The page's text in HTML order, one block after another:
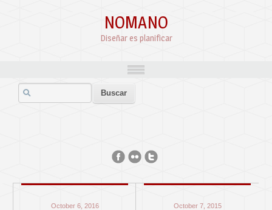
NOMANO
Diseñar es planificar
October 6, 2016 October 7, 2015